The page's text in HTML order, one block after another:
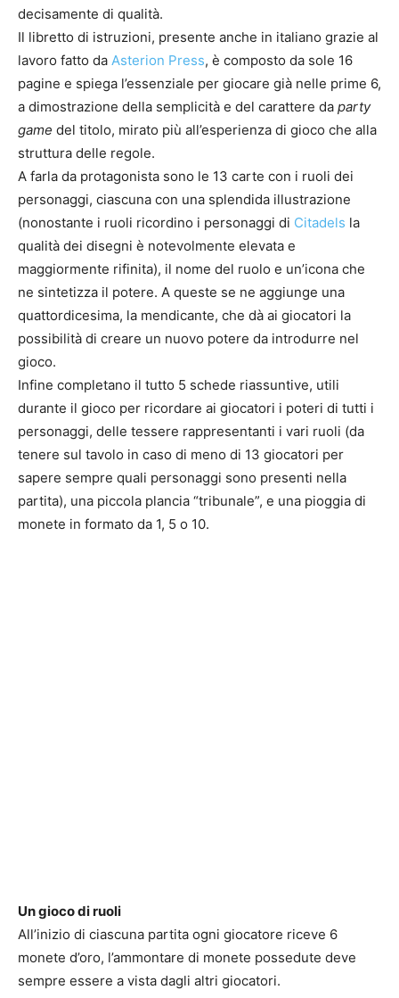
decisamente di qualità.
Il libretto di istruzioni, presente anche in italiano grazie al
lavoro fatto da Asterion Press, è composto da sole 16
pagine e spiega l’essenziale per giocare già nelle prime 6,
a dimostrazione della semplicità e del carattere da party
game del titolo, mirato più all’esperienza di gioco che alla
struttura delle regole.
A farla da protagonista sono le 13 carte con i ruoli dei
personaggi, ciascuna con una splendida illustrazione
(nonostante i ruoli ricordino i personaggi di Citadels la
qualità dei disegni è notevolmente elevata e
maggiormente rifinita), il nome del ruolo e un’icona che
ne sintetizza il potere. A queste se ne aggiunge una
quattordicesima, la mendicante, che dà ai giocatori la
possibilità di creare un nuovo potere da introdurre nel
gioco.
Infine completano il tutto 5 schede riassuntive, utili
durante il gioco per ricordare ai giocatori i poteri di tutti i
personaggi, delle tessere rappresentanti i vari ruoli (da
tenere sul tavolo in caso di meno di 13 giocatori per
sapere sempre quali personaggi sono presenti nella
partita), una piccola plancia “tribunale”, e una pioggia di
monete in formato da 1, 5 o 10.
Un gioco di ruoli
All’inizio di ciascuna partita ogni giocatore riceve 6
monete d’oro, l’ammontare di monete possedute deve
sempre essere a vista dagli altri giocatori.